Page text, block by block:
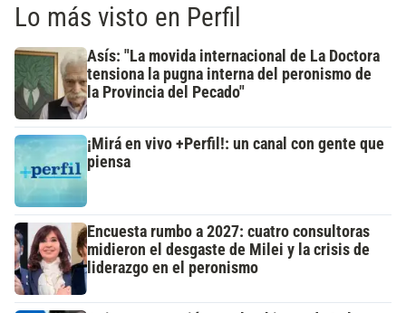
Lo más visto en Perfil
Asís: "La movida internacional de La Doctora
tensiona la pugna interna del peronismo de
la Provincia del Pecado"
¡Mirá en vivo +Perfil!: un canal con gente que
piensa
Encuesta rumbo a 2027: cuatro consultoras
midieron el desgaste de Milei y la crisis de
liderazgo en el peronismo